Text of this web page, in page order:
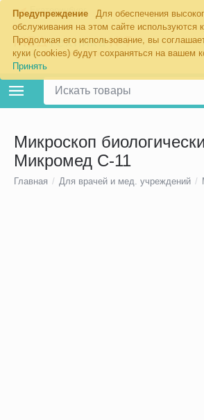
Предупреждение
Для обеспечения
обслуживания на этом сайте используются
Продолжая его использование, вы
куки (cookies) будут сохраняться на вашем
Принять
Екатеринбург
Микроскоп
Микромед С-11
Главная / Для врачей и мед. учреждений /